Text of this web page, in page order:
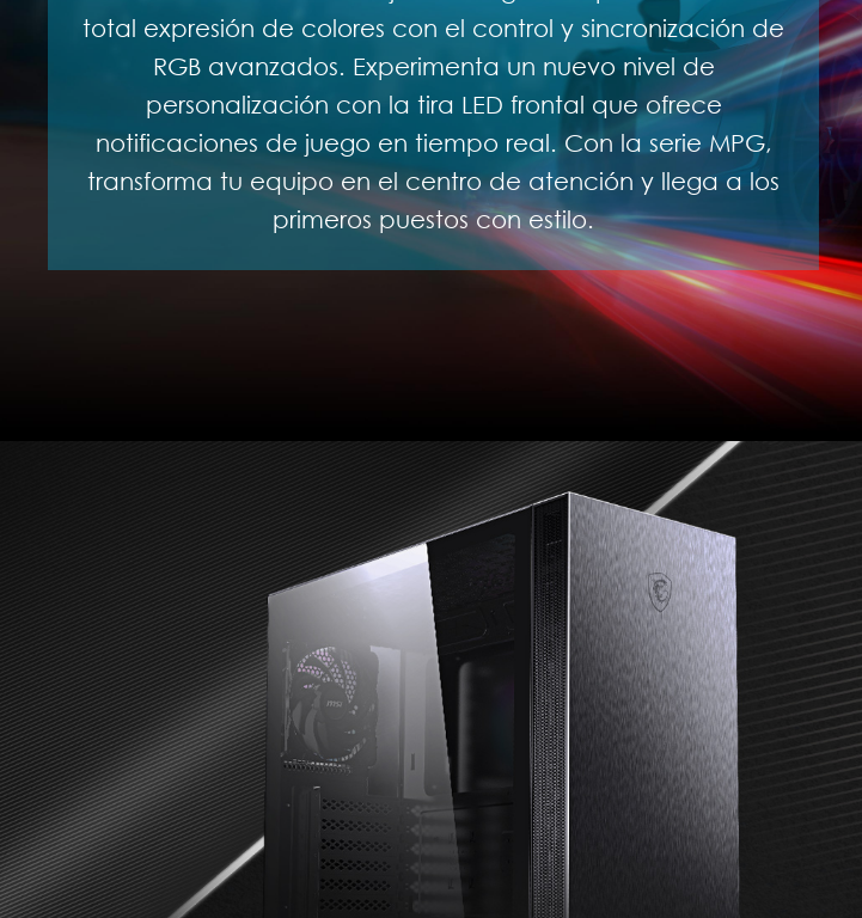
total expresión de colores con el control y sincronización de
RGB avanzados. Experimenta un nuevo nivel de
personalización con la tira LED frontal que ofrece
notificaciones de juego en tiempo real. Con la serie MPG,
transforma tu equipo en el centro de atención y llega a los
primeros puestos con estilo.